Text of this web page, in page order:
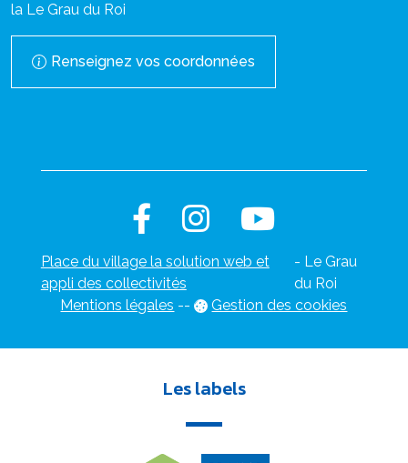
la Le Grau du Roi
Renseignez vos coordonnées
Place du village la solution web et
appli des collectivités
- Le Grau
du Roi
Mentions légales -- Gestion des cookies
Les labels